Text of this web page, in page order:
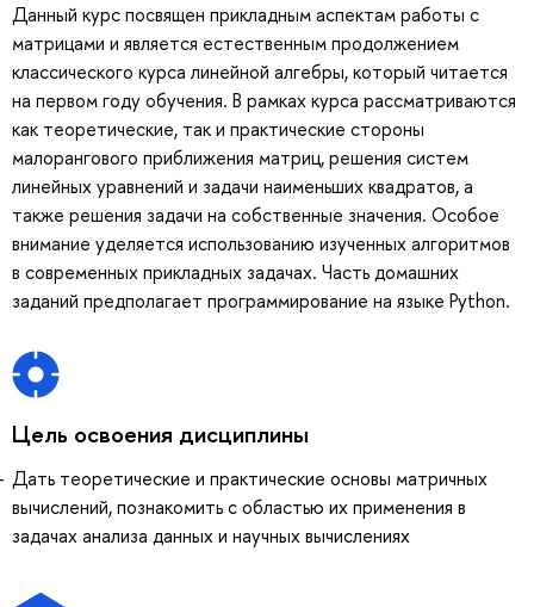
Данный курс посвящен прикладным аспектам работы с
матрицами и является естественным продолжением
классического курса линейной алгебры, который читается
на первом году обучения. В рамках курса рассматриваются
как теоретические, так и практические стороны
малорангового приближения матриц, решения систем
линейных уравнений и задачи наименьших квадратов, а
также решения задачи на собственные значения. Особое
внимание уделяется использованию изученных алгоритмов
в современных прикладных задачах. Часть домашних
заданий предполагает программирование на языке Python.
Цель освоения дисциплины
Дать теоретические и практические основы матричных
вычислений, познакомить с областью их применения в
задачах анализа данных и научных вычислениях